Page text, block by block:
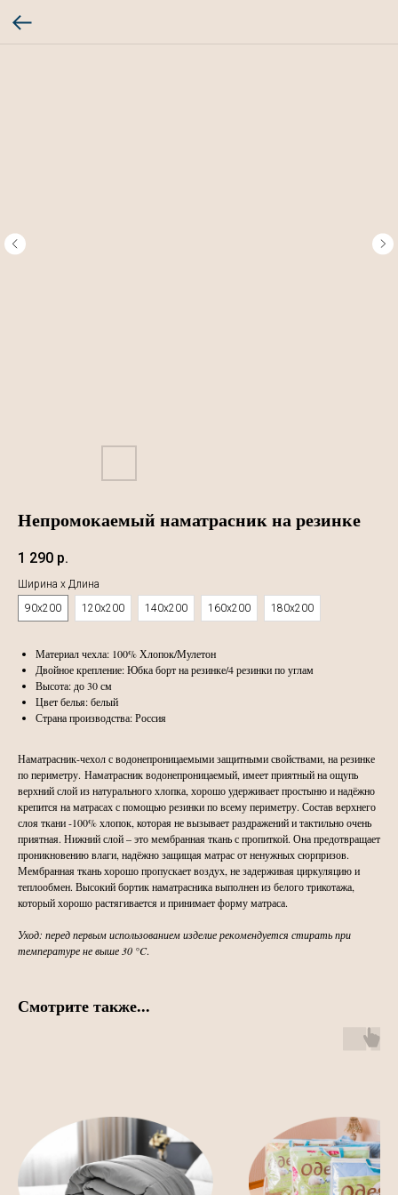
Непромокаемый наматрасник на резинке
1 290 р.
Ширина х Длина
90х200
120х200 140х200 160х200 180х200
Материал чехла: 100% Хлопок/Мулетон
Двойное крепление: Юбка борт на резинке/4 резинки по углам
Высота: до 30 см
Цвет белья: белый
Страна производства: Россия
Наматрасник-чехол с водонепроницаемыми защитными свойствами, на резинке
по периметру. Наматрасник водонепроницаемый, имеет приятный на ощупь
верхний слой из натурального хлопка, хорошо удерживает простыню и надёжно
крепится на матрасах с помощью резинки по всему периметру. Состав верхнего
слоя ткани -100% хлопок, которая не вызывает раздражений и тактильно очень
приятная. Нижний слой – это мембранная ткань с пропиткой. Она предотвращает
проникновению влаги, надёжно защищая матрас от ненужных сюрпризов.
Мембранная ткань хорошо пропускает воздух, не задерживая циркуляцию и
теплообмен. Высокий бортик наматрасника выполнен из белого трикотажа,
который хорошо растягивается и принимает форму матраса.
Уход: перед первым использованием изделие рекомендуется стирать при
температуре не выше 30 °C.
Смотрите также...